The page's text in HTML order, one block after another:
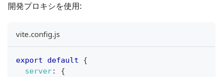
開発プロキシを使用:
vite.config.js
export default
{
server:
{